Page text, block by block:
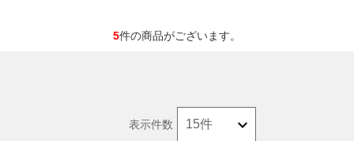
5件の商品がございます。
表示件数